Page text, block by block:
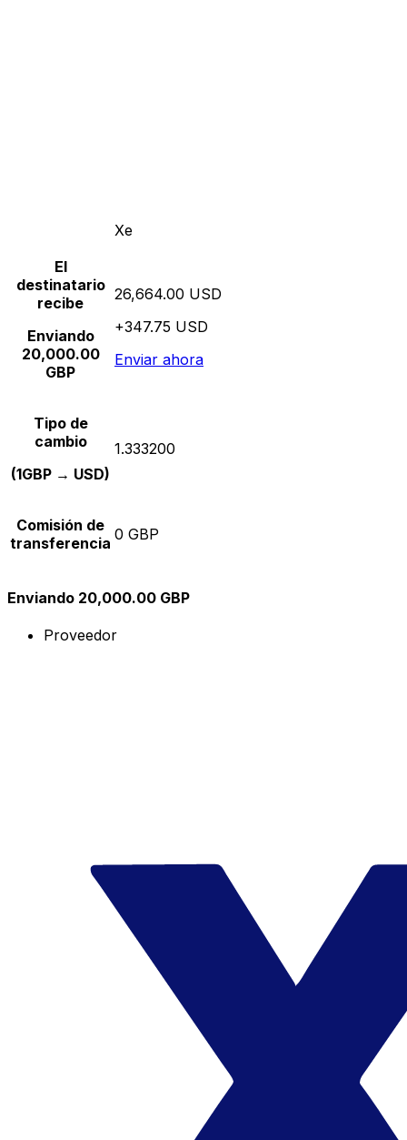
Xe
El
destinatario
recibe
Enviando
20,000.00
GBP
26,664.00 USD
+347.75 USD
Enviar ahora
Tipo de
cambio
(1GBP → USD)
1.333200
Comisión de
transferencia 0 GBP
Enviando 20,000.00 GBP
Proveedor